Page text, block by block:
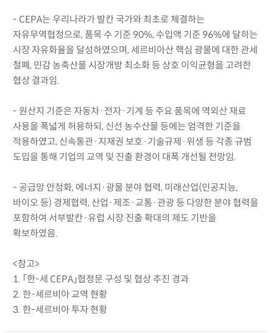
- CEPA는 우리나라가 발칸 국가와 최초로 체결하는
자유무역협정으로, 품목 수 기준 90%, 수입액 기준 96%에 달하는
시장 자유화율을 달성하였으며, 세르비아산 핵심 광물에 대한 관세
철폐, 민감 농축산물 시장개방 최소화 등 상호 이익균형을 고려한
협상 결과임.
- 원산지 기준은 자동차·전자·기계 등 주요 품목에 역외산 재료
사용을 폭넓게 허용하되, 신선 농수산물 등에는 엄격한 기준을
적용하였고, 신속통관·지재권 보호·기술규제·위생 등 각종 규범
도입을 통해 기업의 교역 및 진출 환경이 대폭 개선될 전망임.
- 공급망 안정화, 에너지·광물 분야 협력, 미래산업(인공지능,
바이오 등) 경제협력, 산업·제조·교통·관광 등 다양한 분야 협력을
포함하여 서부발칸·유럽 시장 진출 확대의 제도 기반을
확보하였음.
<참고>
1. 「한-세 CEPA」협정문 구성 및 협상 추진 경과
2. 한-세르비아 교역 현황
3. 한-세르비아 투자 현황